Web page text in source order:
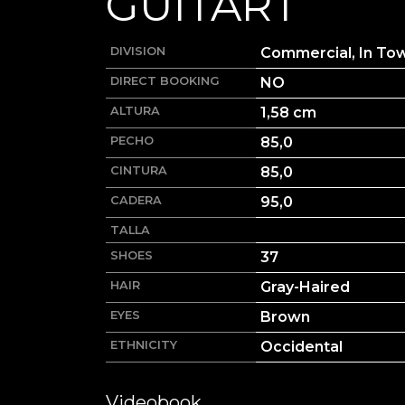
DIVISION Commercial, In
DIRECT BOOKING NO
ALTURA 1,58 cm
PECHO 85,0
CINTURA 85,0
CADERA 95,0
TALLA
SHOES
37
HAIR Gray-Haired
EYES Brown
ETHNICITY Occidental